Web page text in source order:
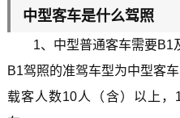
中型客车是什么驾照
1、中型普通客车需要B1
B1驾照的准驾车型为中型客
载客人数10人（含）以上